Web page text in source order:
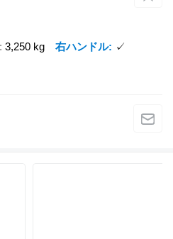
3,250 kg 右ハンドル ✓